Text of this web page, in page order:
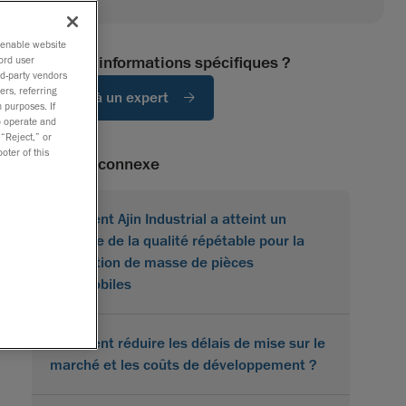
Besoin d'informations spécifiques ?
Parlez à un expert
Contenu connexe
Comment Ajin Industrial a atteint un
contrôle de la qualité répétable pour la
production de masse de pièces
automobiles
Comment réduire les délais de mise sur le
marché et les coûts de développement ?
website
user
party vendors
referring
purposes. If
operate and
or
of this